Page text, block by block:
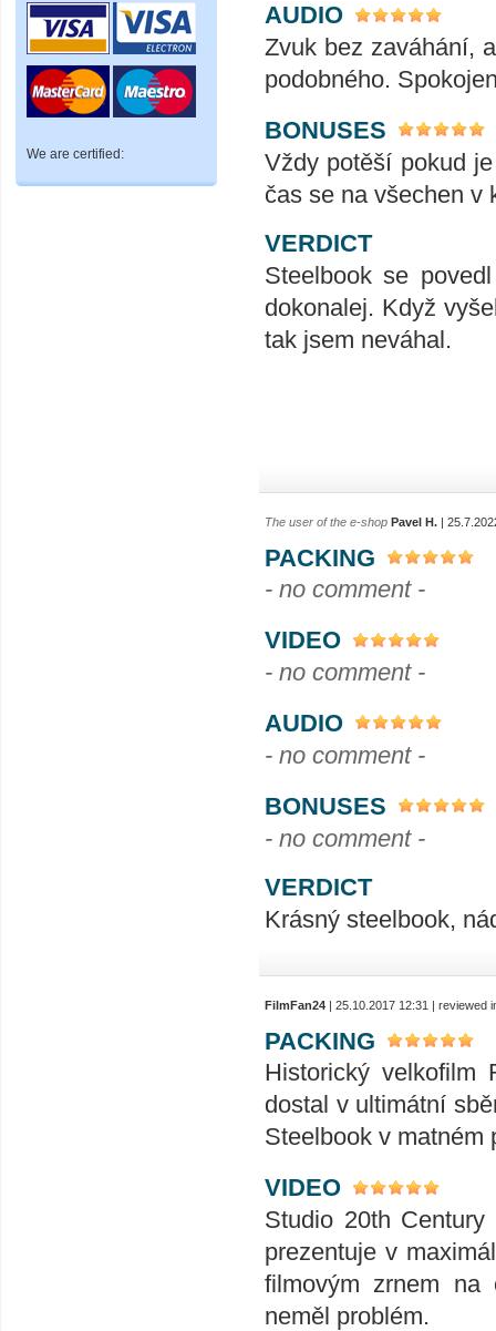
We are certified:
AUDIO
Zvuk bez zaváhání,
podobného.
BONUSES
Vždy potěší pokud
čas se na všechen v
VERDICT
Steelbook se
dokonalej. Když
tak jsem neváhal.
The user of the e-shop Pavel H. |
PACKING
- no comment -
VIDEO
- no comment -
AUDIO
- no comment -
BONUSES
- no comment -
VERDICT
Krásný steelbook,
FilmFan24 | 25.10.2017 12:31 | reviewed
PACKING
Historický velkofilm
dostal v ultimátní
Steelbook v matném
VIDEO
Studio 20th
prezentuje v
filmovým zrnem na
neměl problém.